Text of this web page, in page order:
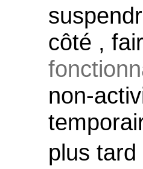
côté ,
non-
plus tard